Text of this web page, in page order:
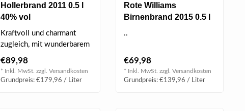
Hollerbrand 2011 0.5 l
40% vol
Kraftvoll und charmant
zugleich, mit wunderbarem
am G..
€89,98
* Inkl. MwSt. zzgl. Versandkosten
Grundpreis: €179,96 / Liter
Rote Williams
Birnenbrand 2015 0.5 l
..
€69,98
* Inkl. MwSt. zzgl. Versandkosten
Grundpreis: €139,96 / Liter